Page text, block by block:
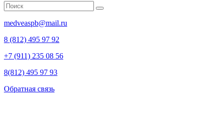
medveaspb@mail.ru
8 (812) 495 97 92
+7 (911) 235 08 56
8(812) 495 97 93
Обратная связь